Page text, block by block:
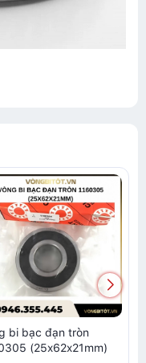
bi bạc đạn tròn
(25x62x21mm)